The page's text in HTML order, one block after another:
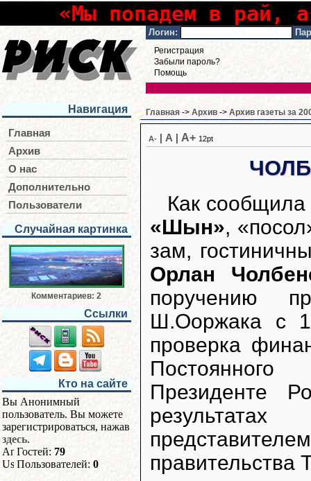
«Мы попадем в рай,
Логин:
Регистрация
Забыли пароль?
Помощь
Навигация
Главная
Архив
О нас
Дополнительно
Пользователи
Случайная картинка
Комментариев: 2
Ссылки
Кто на сайте
Вы Анонимный
пользователь. Вы можете
зарегистрироваться, нажав
здесь.
Гостей: 79
Пользователей: 0
Главная -> Архив -> Архив газеты за
A- A A+ 12pt
Как сообщила
«Шын»,
зам,
Орлан
поручению
Ш.Ооржака с 1
проверка
Президенте
правительства